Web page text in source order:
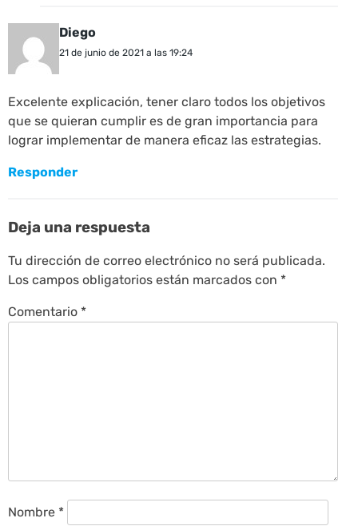
Diego
21 de junio de 2021 a las 19:24
Excelente explicación, tener claro todos los objetivos
que se quieran cumplir es de gran importancia para
lograr implementar de manera eficaz las estrategias.
Responder
Deja una respuesta
Tu dirección de correo electrónico no será publicada.
Los campos obligatorios están marcados con *
Comentario *
Nombre *